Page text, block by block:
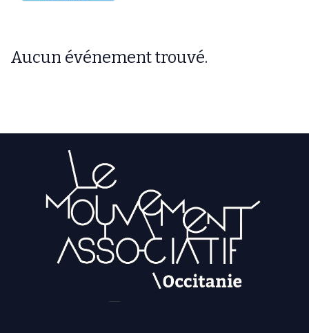
Aucun événement trouvé.